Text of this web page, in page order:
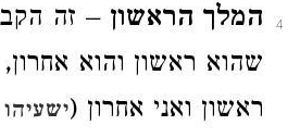
4 המלך הראשון – זה
שהוא ראשון והוא
ראשון ואני אחרון (